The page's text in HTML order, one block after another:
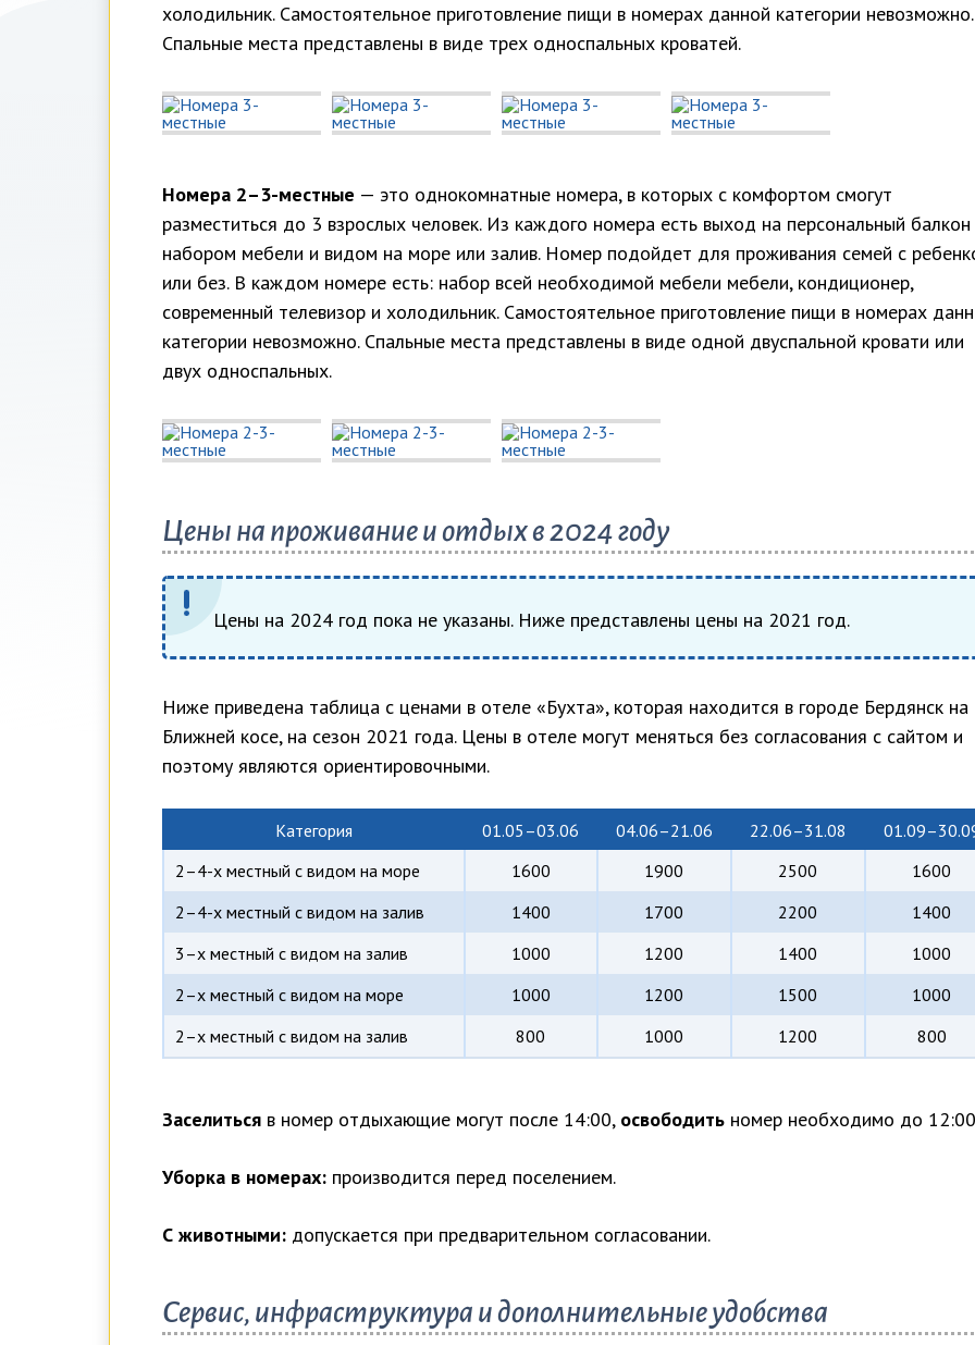
холодильник. Самостоятельное приготовление пищи в номерах данной категории невозможно.
Спальные места представлены в виде трех односпальных кроватей.
Номера 2–3-местные — это однокомнатные номера, в которых с комфортом смогут
разместиться до 3 взрослых человек. Из каждого номера есть выход на персональный балкон
набором мебели и видом на море или залив. Номер подойдет для проживания семей с
или без. В каждом номере есть: набор всей необходимой мебели мебели, кондиционер,
современный телевизор и холодильник. Самостоятельное приготовление пищи в номерах
категории невозможно. Спальные места представлены в виде одной двуспальной кровати или
двух односпальных.
Цены на проживание и отдых в 2024 году
Цены на 2024 год пока не указаны. Ниже представлены цены на 2021 год.
Ниже приведена таблица с ценами в отеле «Бухта», которая находится в городе Бердянск на
Ближней косе, на сезон 2021 года. Цены в отеле могут меняться без согласования с сайтом и
поэтому являются ориентировочными.
Категория 01.05–03.06 04.06–21.06 22.06–31.08
2–4-х местный с видом на море
1600 1900 2500
1600
2–4-х местный с видом на залив
1400 1700 2200
1400
3–х местный с видом на залив
1000 1200 1400
1000
2–х местный с видом на море
1000 1200 1500
1000
2–х местный с видом на залив
800 1000 1200 800
Заселитьсяв номер отдыхающие могут после 14:00, освободитьномер необходимо до
Уборка в номерах:производится перед поселением.
С животными:допускается при предварительном согласовании.
Сервис, инфраструктура и дополнительные удобства